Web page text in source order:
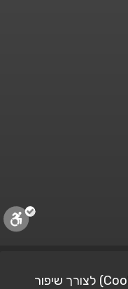
אתר זה משתמש בעוגיות (Cookies) לצורך שיפור